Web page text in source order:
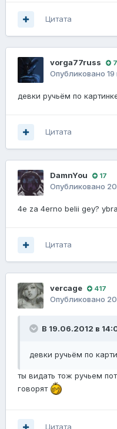
Цитата
vorga77russ
Опубликовано
девки ручьём по
Цитата
DamnYou 17
Опубликовано
4e za 4erno belii gey?
Цитата
vercage 417
Опубликовано
В 19.06.2012 в
девки ручьём по
ты видать тож ручьем
говорят
Цитата